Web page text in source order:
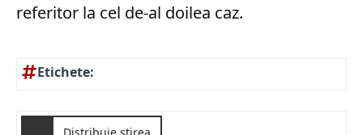
referitor la cel de-al doilea caz.
Etichete:
Distribuie știrea